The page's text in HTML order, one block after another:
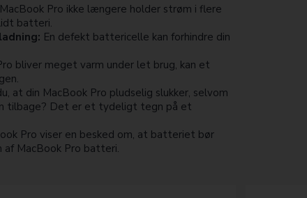
Pro ikke længere holder strøm i flere
batteri.
En defekt battericelle kan forhindre din
bliver meget varm under let brug, kan et
at din MacBook Pro pludselig slukker, selvom
tilbage? Det er et tydeligt tegn på et
Pro viser en besked om, at batteriet bør
MacBook Pro batteri.